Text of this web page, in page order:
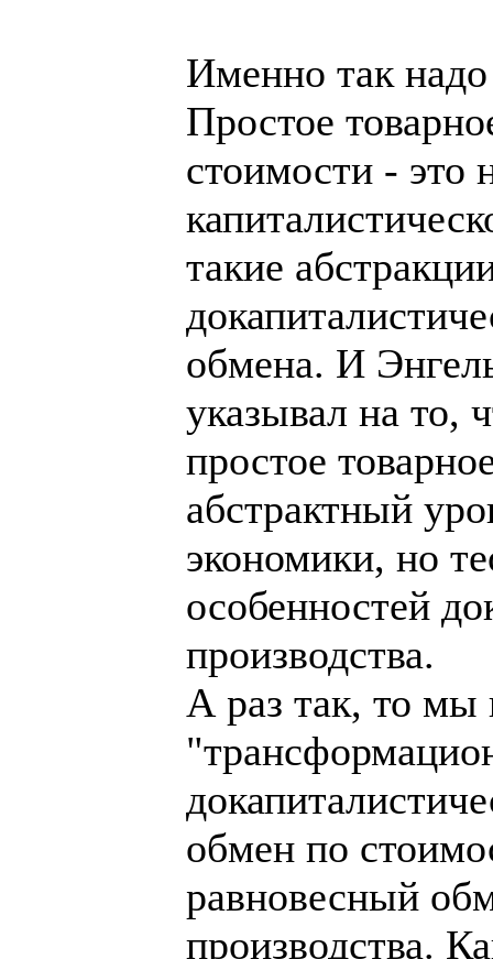
Именно так
Простое
стоимости - это
такие
обмена. И
указывал на то,
простое
абстрактный
экономики, но
особенностей
производства.
А раз так, то мы
обмен по
равновесный
производства.